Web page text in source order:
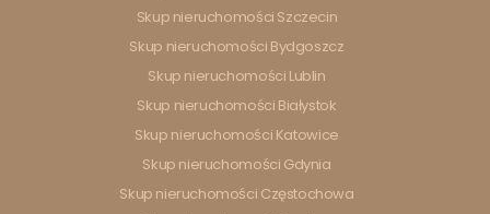
Skup nieruchomości Szczecin
Skup nieruchomości Bydgoszcz
Skup nieruchomości Lublin
Skup nieruchomości Białystok
Skup nieruchomości Katowice
Skup nieruchomości Gdynia
Skup nieruchomości Częstochowa